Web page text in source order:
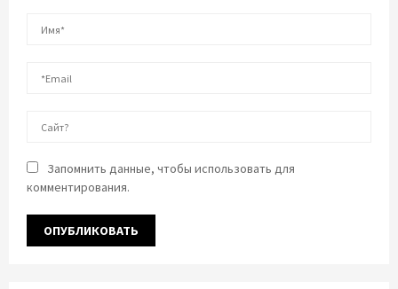
Запомнить данные, чтобы использовать для
комментирования.